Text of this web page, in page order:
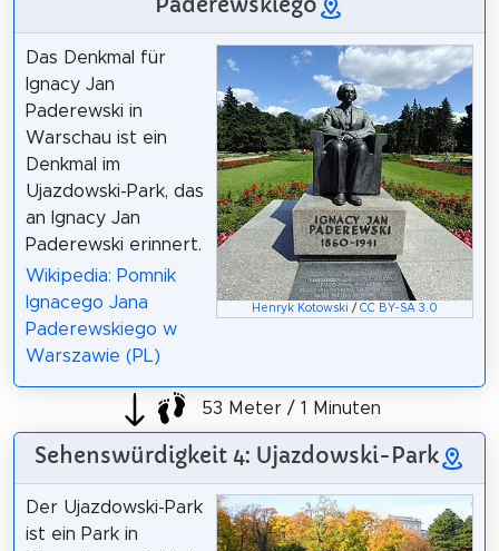
Henryk Kotowski /CC BY-SA 3.0
Das Denkmal für
Ignacy Jan
Paderewski in
Warschau ist ein
Denkmal im
Ujazdowski-Park, das
an Ignacy Jan
Paderewski erinnert.
Wikipedia: Pomnik
Ignacego Jana
Paderewskiego w
Warszawie (PL)
53 Meter / 1 Minuten
Sehenswürdigkeit 4: Ujazdowski-Park
Der Ujazdowski-Park
ist ein Park in